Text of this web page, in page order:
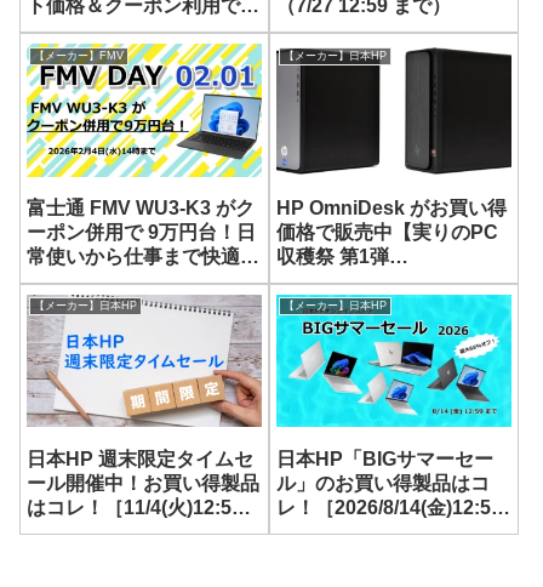
ト価格＆クーポン利用で
12万円台から入手可能！
（7/27 12:59 まで）
【メーカー】FMV
富士通 FMV WU3-K3 がク
ーポン併用で 9万円台！日
常使いから仕事まで快適に
こなせる超軽量モバイルノ
ート
【メーカー】日本HP
HP OmniDesk がお買い得
価格で販売中【実りのPC
収穫祭 第1弾
9/12(金)12:59 まで】
【メーカー】日本HP
日本HP 週末限定タイムセ
ール開催中！お買い得製品
はコレ！［11/4(火)12:59
まで］
【メーカー】日本HP
日本HP「BIGサマーセー
ル」のお買い得製品はコ
レ！［2026/8/14(金)12:59
まで］